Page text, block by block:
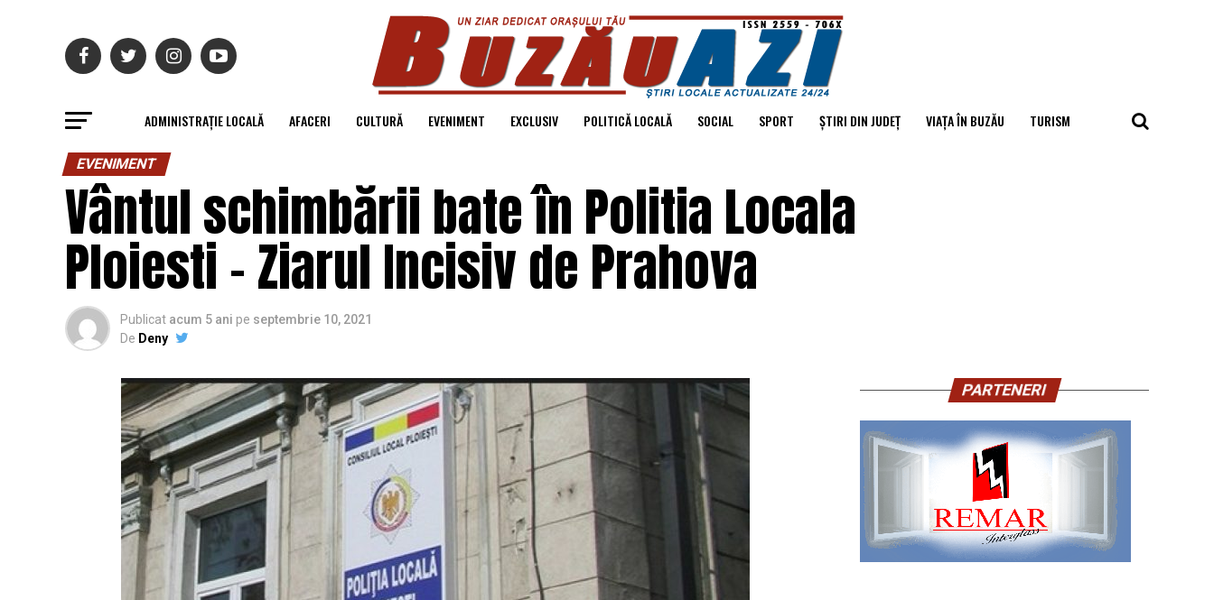
ADMINISTRAȚIE LOCALĂ AFACERI CULTURĂ EVENIMENT EXCLUSIV POLITICĂ LOCALĂ SOCIAL SPORT ȘTIRI DIN JUDEȚ VIAȚA ÎN BUZĂU TURISM
EVENIMENT
Vântul schimbării bate în Politia Locala
Ploiesti – Ziarul Incisiv de Prahova
Publicat acum 5 ani pe septembrie 10, 2021
De Deny
PARTENERI